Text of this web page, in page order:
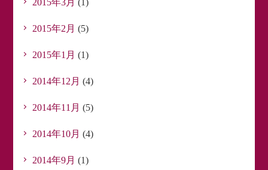
2015年3月 (1)
2015年2月 (5)
2015年1月 (1)
2014年12月 (4)
2014年11月 (5)
2014年10月 (4)
2014年9月 (1)